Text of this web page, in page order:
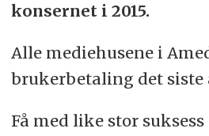
konsernet i 2015.
Alle mediehusene i
brukerbetaling det siste
Få med like stor